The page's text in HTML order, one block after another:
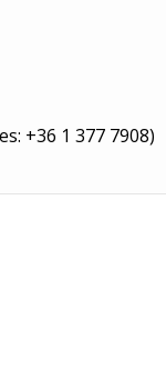
+36 1 377 7908)